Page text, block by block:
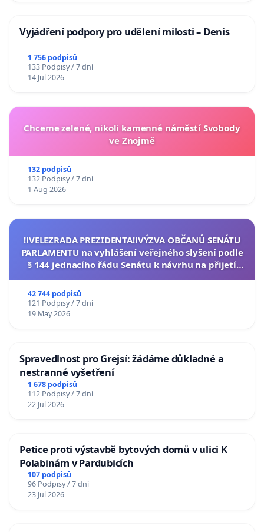
Vyjádření podpory pro udělení milosti – Denis
1 756 podpisů
133 Podpisy / 7 dní
14 Jul 2026
Chceme zelené, nikoli kamenné náměstí Svobody
ve Znojmě
132 podpisů
132 Podpisy / 7 dní
1 Aug 2026
‼️VELEZRADA PREZIDENTA‼️VÝZVA OBČANŮ SENÁTU
PARLAMENTU na vyhlášení veřejného slyšení podle
§ 144 jednacího řádu Senátu k návrhu na přijetí
42 744 podpisů
121 Podpisy / 7 dní
19 May 2026
Spravedlnost pro Grejsí: žádáme důkladné a
nestranné vyšetření
1 678 podpisů
112 Podpisy / 7 dní
22 Jul 2026
Petice proti výstavbě bytových domů v ulici K
Polabinám v Pardubicích
107 podpisů
96 Podpisy / 7 dní
23 Jul 2026